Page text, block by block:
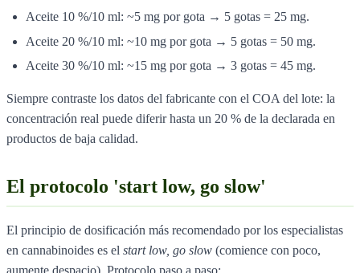
Aceite 10 %/10 ml: ~5 mg por gota → 5 gotas = 25 mg.
Aceite 20 %/10 ml: ~10 mg por gota → 5 gotas = 50 mg.
Aceite 30 %/10 ml: ~15 mg por gota → 3 gotas = 45 mg.
Siempre contraste los datos del fabricante con el COA del lote: la
concentración real puede diferir hasta un 20 % de la declarada en
productos de baja calidad.
El protocolo 'start low, go slow'
El principio de dosificación más recomendado por los especialistas
en cannabinoides es el start low, go slow (comience con poco,